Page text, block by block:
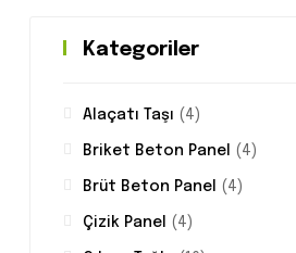
Kategoriler
Alaçatı Taşı (4)
Briket Beton Panel (4)
Brüt Beton Panel (4)
Çizik Panel (4)